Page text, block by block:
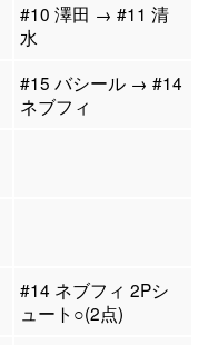
#10 澤田 → #11 清
水
#15 バシール → #14
ネブフィ
#14 ネブフィ 2Pシ
ュート○(2点)